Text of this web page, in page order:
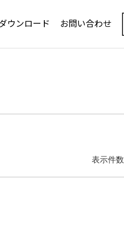
ウンロード お問い合わせ
表示件数